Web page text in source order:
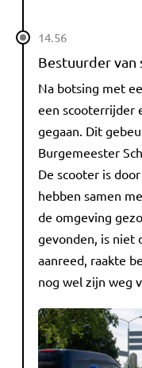
14.56
Bestuurder van
Na botsing met
een scooterrijder
gegaan. Dit
Burgemeester
De scooter is
hebben samen
de omgeving
gevonden, is niet
aanreed, raakte
nog wel zijn weg